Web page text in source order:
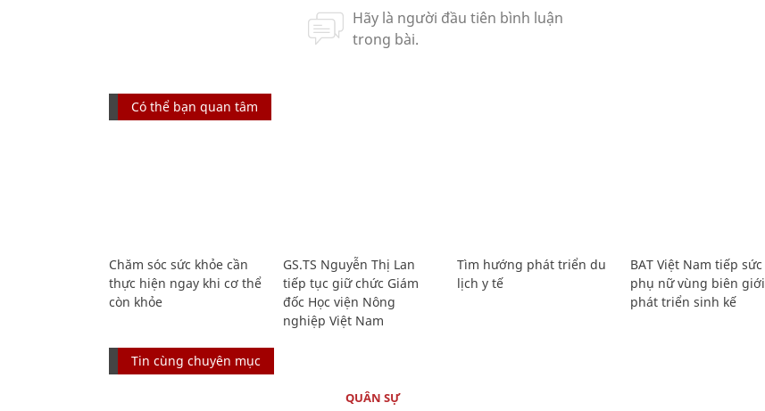
Có thể bạn quan tâm
Chăm sóc sức khỏe cần
thực hiện ngay khi cơ thể
còn khỏe
GS.TS Nguyễn Thị Lan
tiếp tục giữ chức Giám
đốc Học viện Nông
nghiệp Việt Nam
Tìm hướng phát triển du
lịch y tế
BAT Việt Nam tiếp sức
phụ nữ vùng biên giới
phát triển sinh kế
Tin cùng chuyên mục
QUÂN SỰ